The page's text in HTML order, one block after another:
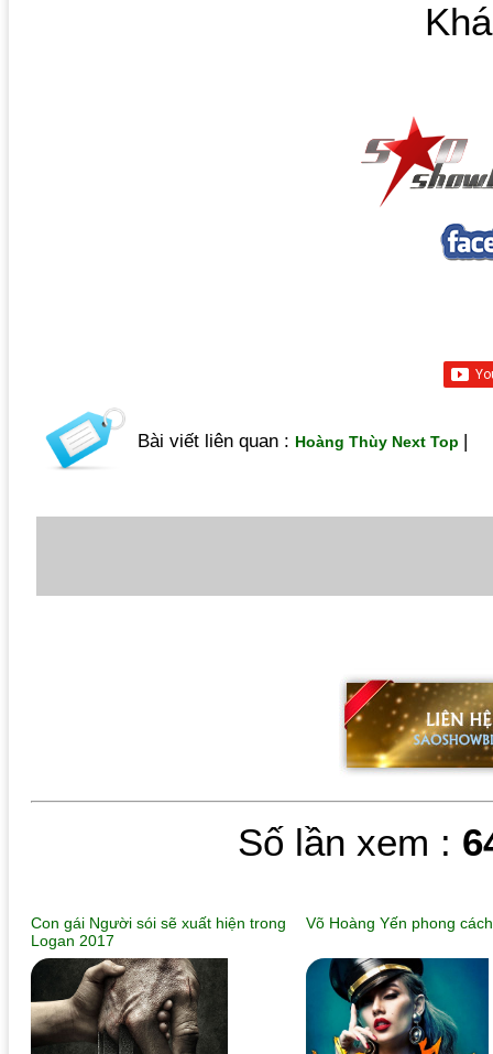
Bài viết liên quan : Hoàng Thùy Next Top |
Số lần xem :
Con gái Người sói sẽ xuất hiện trong
Logan 2017
Võ Hoàng Yến phong